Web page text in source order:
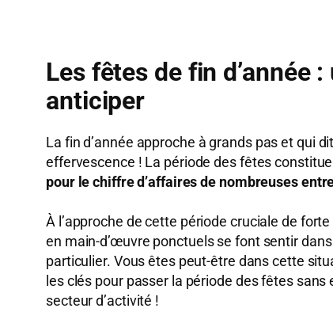
Les fêtes de fin d’année
anticiper
La fin d’année approche à grands pas et qui
effervescence ! La période des fêtes
pour le chiffre d’affaires de nombreuses
À l’approche de cette période cruciale de
en main-d’œuvre ponctuels se font sentir
particulier. Vous êtes peut-être dans cette
les clés pour passer la période des fêtes
secteur d’activité !